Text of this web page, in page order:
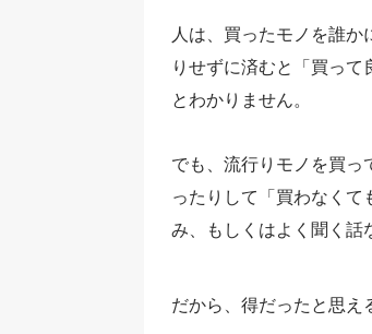
人は、買ったモノを誰
りせずに済むと「買っ
とわかりません。
でも、流行りモノを買っ
ったりして「買わなく
み、もしくはよく聞く話
だから、得だったと思え